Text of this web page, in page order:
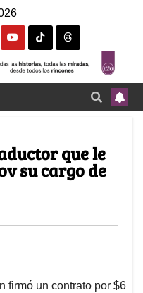
que le
su cargo de
firmó un contrato por $6